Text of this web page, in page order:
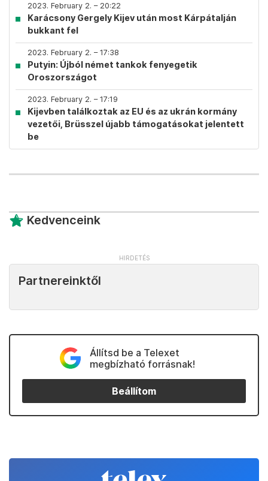
2023. February 2. – 20:22
Karácsony Gergely Kijev után most Kárpátalján
bukkant fel
2023. February 2. – 17:38
Putyin: Újból német tankok fenyegetik
Oroszországot
2023. February 2. – 17:19
Kijevben találkoztak az EU és az ukrán kormány
vezetői, Brüsszel újabb támogatásokat jelentett
be
Kedvenceink
Partnereinktől
Állítsd be a Telexet
megbízható forrásnak!
Beállítom